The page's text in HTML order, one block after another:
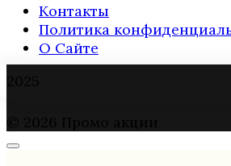
Контакты
Политика
О Сайте